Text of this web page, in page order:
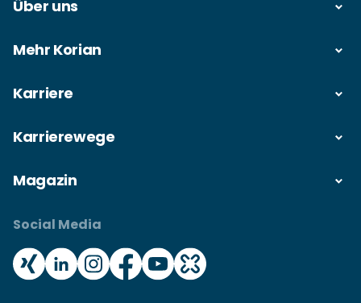
Über uns
Mehr Korian
Karriere
Karrierewege
Magazin
Social Media